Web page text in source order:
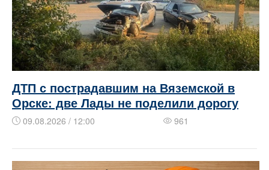
ДТП с пострадавшим на Вяземской в
Орске: две Лады не поделили дорогу
09.08.2026 / 12:00 961